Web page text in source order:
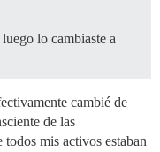
lo cambiaste a
cambié de
de las
mis activos estaban